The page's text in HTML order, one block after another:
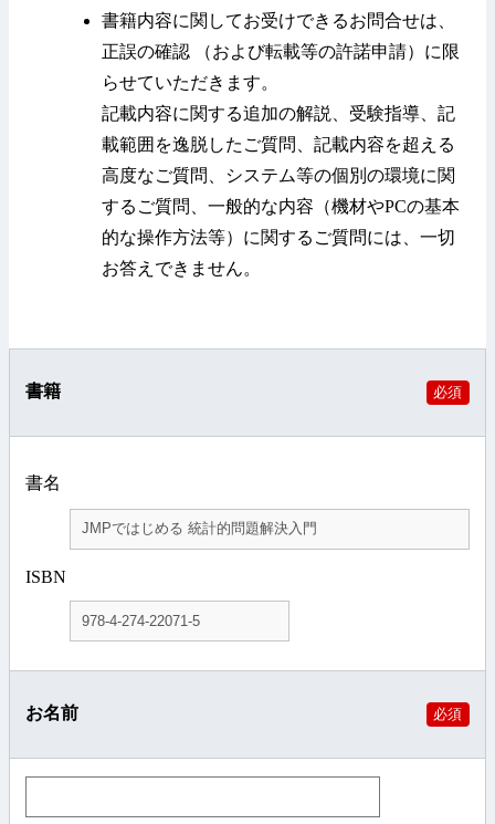
書籍内容に関してお受けできるお問合せは、
正誤の確認 （および転載等の許諾申請）に限
らせていただきます。
記載内容に関する追加の解説、受験指導、記
載範囲を逸脱したご質問、記載内容を超える
高度なご質問、システム等の個別の環境に関
するご質問、一般的な内容（機材やPCの基本
的な操作方法等）に関するご質問には、一切
お答えできません。
書籍 必須
書名
ISBN
お名前 必須